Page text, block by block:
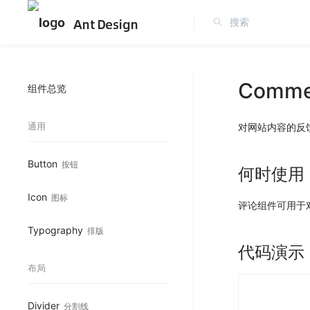
Ant Design
组件总览
通用
Button 按钮
Icon 图标
Typography 排版
布局
Divider 分割线
对网站内容的反
何时使用
评论组件可用于
代码演示